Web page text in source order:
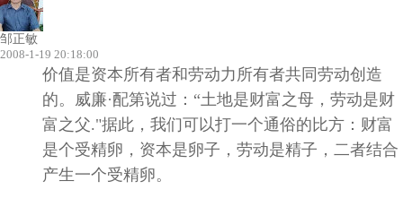
邹正敏
2008-1-19 20:18:00
价值是资本所有者和劳动力所有者共同劳动创造
的。威廉·配第说过：“土地是财富之母，劳动是财
富之父."据此，我们可以打一个通俗的比方：财富
是个受精卵，资本是卵子，劳动是精子，二者结合
产生一个受精卵。